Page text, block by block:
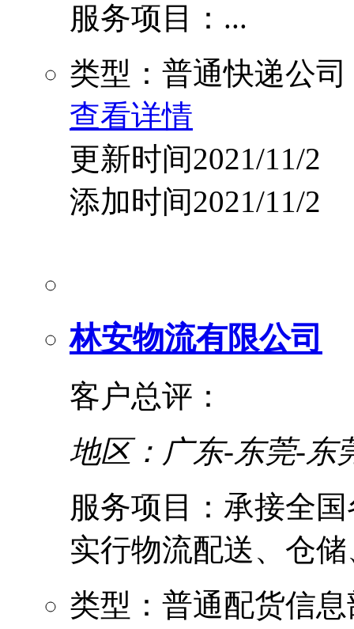
服务项目：...
类型：普通快递公司
查看详情
更新时间2021/11/2
添加时间2021/11/2
林安物流有限公司
客户总评：
地区：广东-东莞-东
服务项目：承接全
实行物流配送、仓
类型：普通配货信息